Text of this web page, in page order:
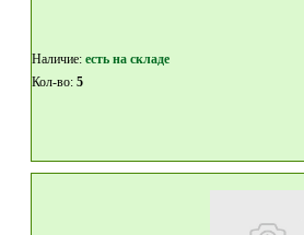
Наличие: eсть на складе
Кол-во: 5